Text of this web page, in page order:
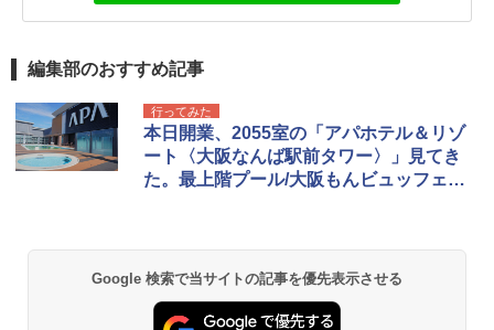
編集部のおすすめ記事
行ってみた
本日開業、2055室の「アパホテル＆リゾ
ート〈大阪なんば駅前タワー〉」見てき
た。最上階プール/大阪もんビュッフェな
Google 検索で当サイトの記事を優先表示させる